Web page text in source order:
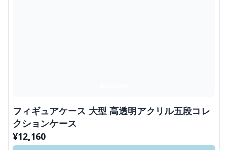
フィギュアケース 大型 高透明アクリル五段コレ
クションケース
¥12,160